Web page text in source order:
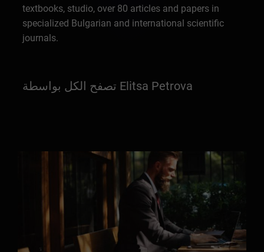
textbooks, studio, over 80 articles and papers in
specialized Bulgarian and international scientific
journals.
تصفح الكل بواسطة Elitsa Petrova